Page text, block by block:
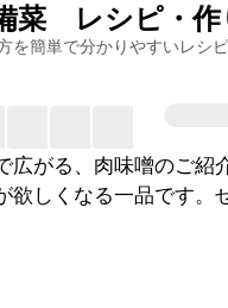
菜レシピ・作
を簡単で分かりやすいレシ
広がる、肉味噌のご紹
しくなる一品です。